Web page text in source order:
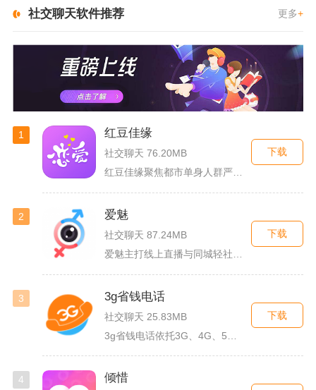
社交聊天软件推荐 更多+
1 红豆佳缘
社交聊天 76.20MB
下载
2 爱魅
社交聊天 87.24MB
下载
3 3g省钱电话
社交聊天 25.83MB
下载
4 倾惜